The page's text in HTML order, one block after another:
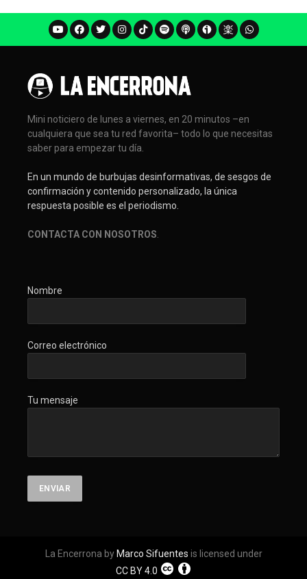
Mini noticiero de lunes a viernes, en 20 minutos –en
cualquiera que sea tu red favorita– todo lo que necesitas
saber para empezar tu día.
En un mundo de burbujas desinformativas, de sesgos de
confirmación y contenido personalizado, la única
respuesta posible es el periodismo.
CONTACTA CON NOSOTROS
Nombre
Correo electrónico
Tu mensaje
La Encerrona by Marco Sifuentes is licensed under
CC BY 4.0